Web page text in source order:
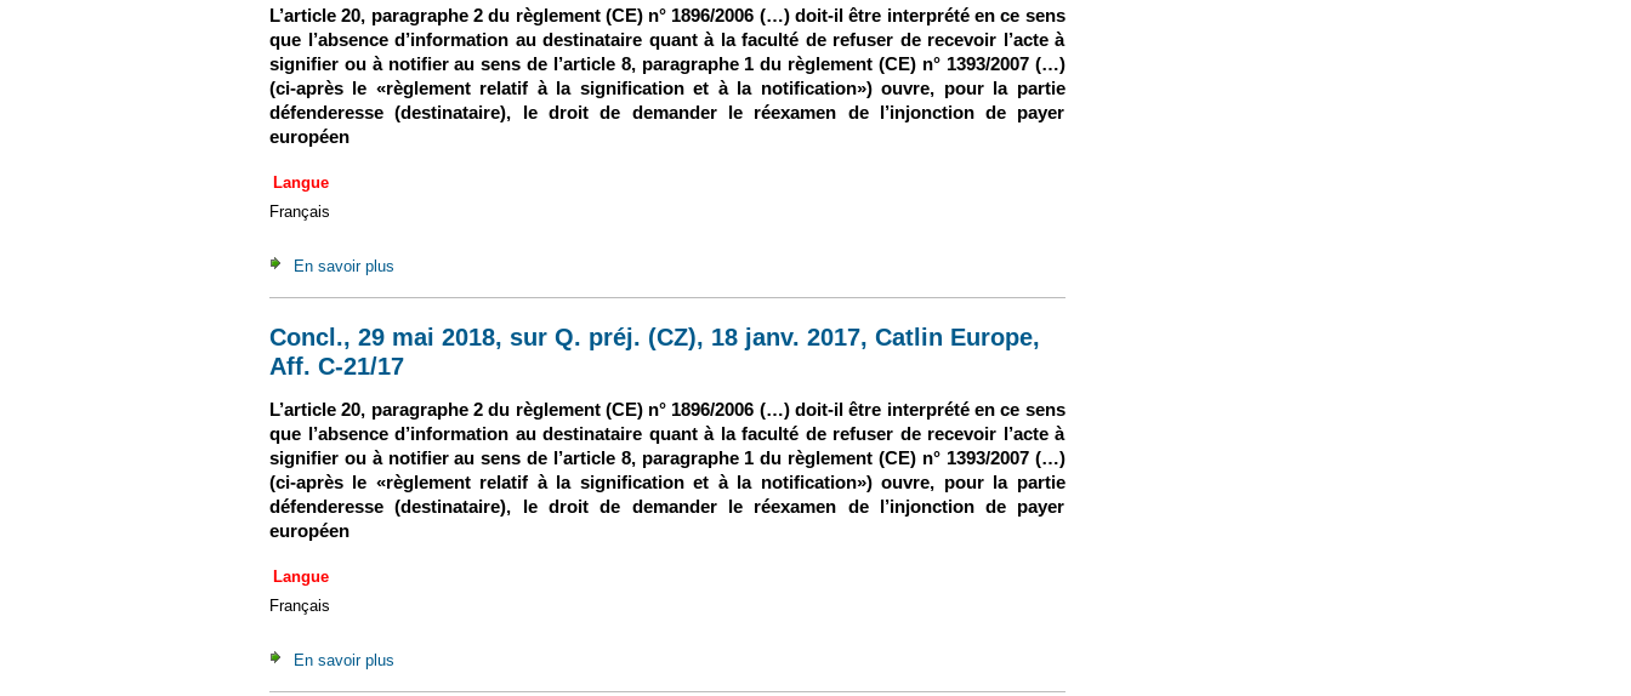
L’article 20, paragraphe 2 du règlement (CE) n° 1896/2006 (…) doit-il être interprété en ce sens
que l’absence d’information au destinataire quant à la faculté de refuser de recevoir l’acte à
signifier ou à notifier au sens de l’article 8, paragraphe 1 du règlement (CE) n°1393/2007 (…)
(ci-après le «règlement relatif à la signification et à la notification») ouvre, pour la partie
défenderesse (destinataire), le droit de demander le réexamen de l’injonction de payer
européen
Langue
Français
En savoir plus
Concl., 29 mai 2018, sur Q. préj. (CZ), 18 janv. 2017, Catlin Europe,
Aff. C-21/17
L’article 20, paragraphe 2 du règlement (CE) n° 1896/2006 (…) doit-il être interprété en ce sens
que l’absence d’information au destinataire quant à la faculté de refuser de recevoir l’acte à
signifier ou à notifier au sens de l’article 8, paragraphe 1 du règlement (CE) n°1393/2007 (…)
(ci-après le «règlement relatif à la signification et à la notification») ouvre, pour la partie
défenderesse (destinataire), le droit de demander le réexamen de l’injonction de payer
européen
Langue
Français
En savoir plus